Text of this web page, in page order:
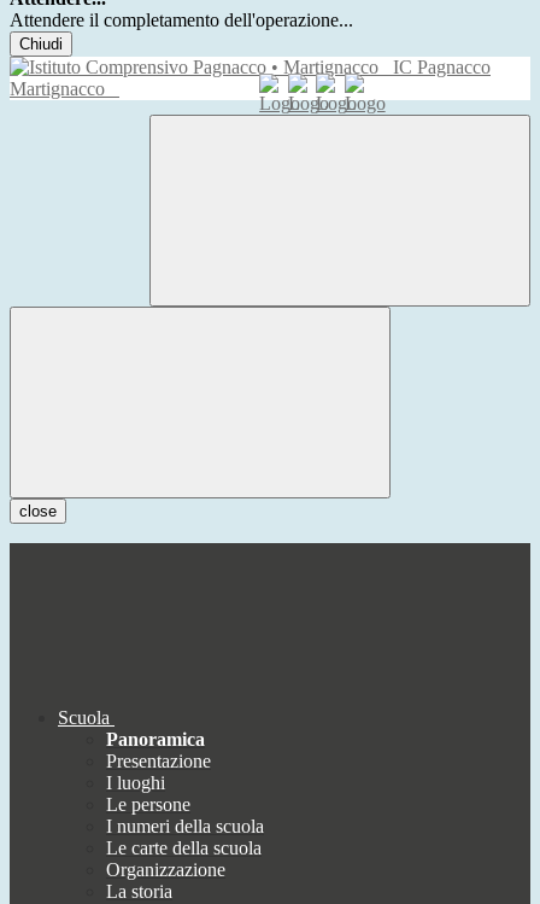
Attendere il completamento dell'operazione...
Chiudi
IC Pagnacco
Martignacco
close
Scuola
Panoramica
Presentazione
I luoghi
Le persone
I numeri della scuola
Le carte della scuola
Organizzazione
La storia